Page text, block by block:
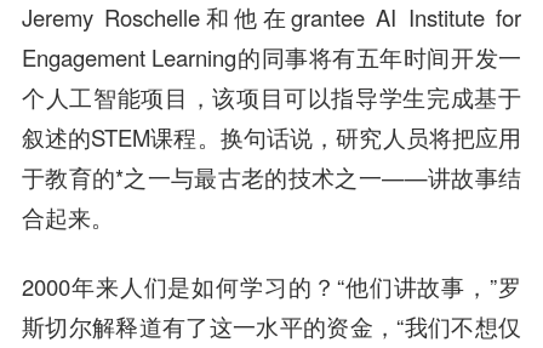
Jeremy Roschelle和他在grantee AI Institute for
Engagement Learning的同事将有五年时间开发一
个人工智能项目，该项目可以指导学生完成基于
叙述的STEM课程。换句话说，研究人员将把应用
于教育的*之一与最古老的技术之一——讲故事结
合起来。
2000年来人们是如何学习的？“他们讲故事，”罗
斯切尔解释道有了这一水平的资金，“我们不想仅